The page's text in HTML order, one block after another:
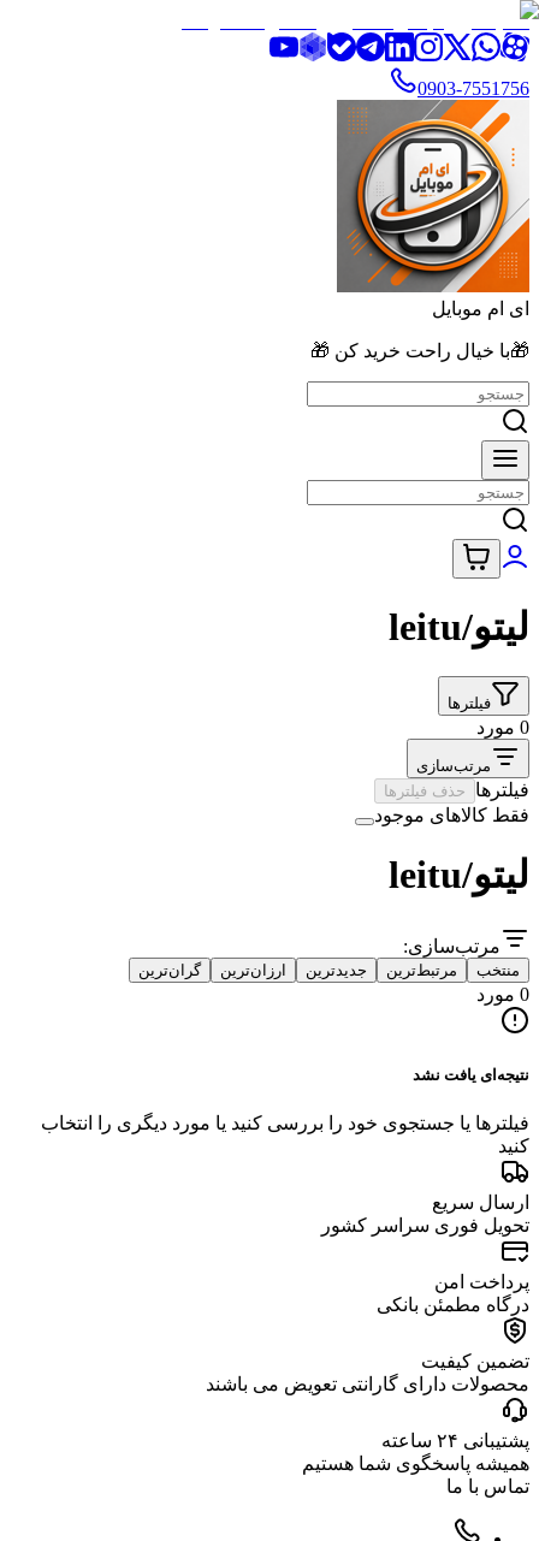
تخفیف ویژه بالای ۲۰٪ روی تمامی محصولات
0903-7551756
ای ام موبایل
🎁با خیال راحت خرید کن 🎁
لیتو/leitu
فیلترها
0 مورد
مرتب‌سازی
فیلترها حذف فیلترها
فقط کالاهای موجود
لیتو/leitu
مرتب‌سازی:
منتخب مرتبط‌ترین جدیدترین ارزان‌ترین گران‌ترین
0 مورد
نتیجه‌ای یافت نشد
فیلترها یا جستجوی خود را بررسی کنید یا مورد دیگری را انتخاب
کنید
ارسال سریع
تحویل فوری سراسر کشور
پرداخت امن
درگاه مطمئن بانکی
تضمین کیفیت
محصولات دارای گارانتی تعویض می باشند
پشتیبانی ۲۴ ساعته
همیشه پاسخگوی شما هستیم
تماس با ما